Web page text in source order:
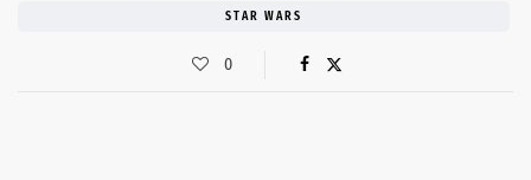
STAR WARS
0